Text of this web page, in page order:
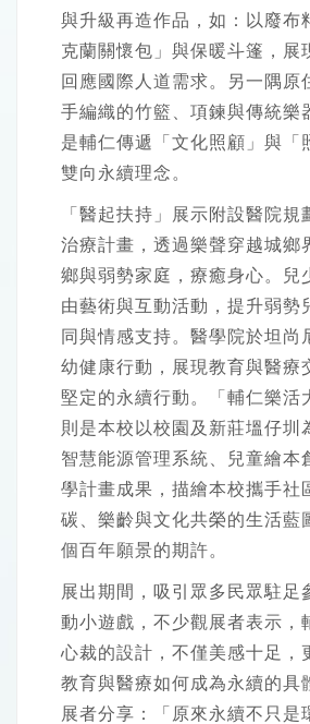
與升級再造作品，如：以廢布
克蘭關懷包」與保暖斗篷，展
回應國際人道需求。另一隅原
手編織的竹籃、項鍊與傳統樂
是輔仁傳遞「文化照顧」與「
雙向永續理念。
「醫起扶持」展示附設醫院規
治療計畫，透過樂聲穿越城鄉
鄉與弱勢家庭，療癒身心。兒
由藝術與互動活動，提升弱勢
同與情感支持。醫學院於坦尚
幼健康行動，展現教育與醫療
堅定的永續行動。「輔仁樂活
則是本校以校園及新莊塭仔圳
智慧能源管理系統、兒童繪本
學計畫成果，描繪本校攜手社
碳、樂齡與文化共榮的生活藍
個百年願景的期許。
展出期間，吸引眾多民眾駐足
動小遊戲，不少觀展者表示，
心裁的設計，不僅美感十足，
教育與醫療如何成為永續的具
展者分享：「原來永續不只是